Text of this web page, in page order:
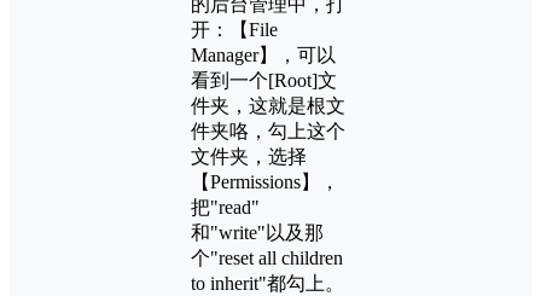
开：【File
Manager】，可以
看到一个[Root]文
件夹，这就是根文
件夹咯，勾上这个
文件夹，选择
【Permissions】，
把"read"
和"write"以及那
个"reset all children
to inherit"都勾上。